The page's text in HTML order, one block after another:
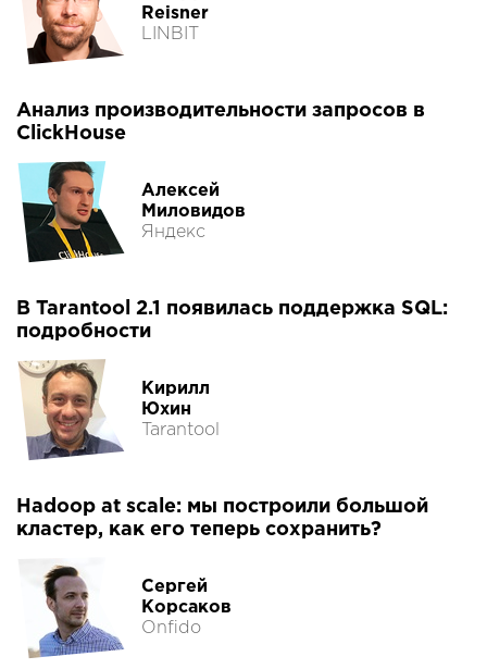
Reisner
LINBIT
Анализ производительности запросов в
ClickHouse
Алексей
Миловидов
Яндекс
В Tarantool 2.1 появилась поддержка SQL:
подробности
Кирилл
Юхин
Tarantool
Hadoop at scale: мы построили большой
кластер, как его теперь сохранить?
Сергей
Корсаков
Onfido